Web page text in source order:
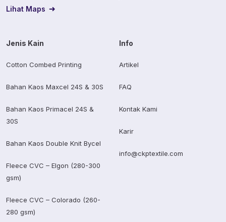
Lihat Maps
Jenis Kain
Cotton Combed Printing
Bahan Kaos Maxcel 24S & 30S
Bahan Kaos Primacel 24S &
30S
Bahan Kaos Double Knit Bycel
Fleece CVC – Elgon (280-300
gsm)
Fleece CVC – Colorado (260-
280 gsm)
Info
Artikel
FAQ
Kontak Kami
Karir
info@ckptextile.com